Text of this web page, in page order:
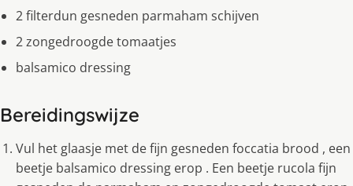
2 filterdun gesneden parmaham schijven
2 zongedroogde tomaatjes
balsamico dressing
Bereidingswijze
Vul het glaasje met de fijn gesneden foccatia brood , een
beetje balsamico dressing erop . Een beetje rucola fijn